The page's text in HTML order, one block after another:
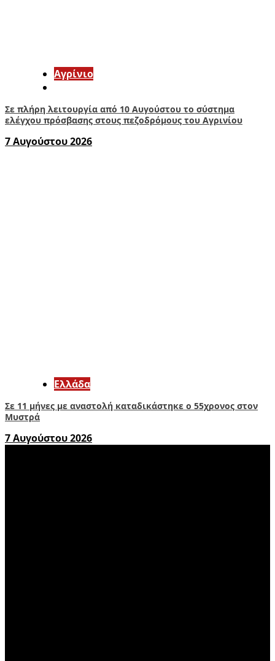
Aγρίνιο
Σε πλήρη λειτουργία από 10 Αυγούστου το σύστημα
ελέγχου πρόσβασης στους πεζοδρόμους του Αγρινίου
7 Αυγούστου 2026
Ελλάδα
Σε 11 μήνες με αναστολή καταδικάστηκε ο 55χρονος στον
Μυστρά
7 Αυγούστου 2026